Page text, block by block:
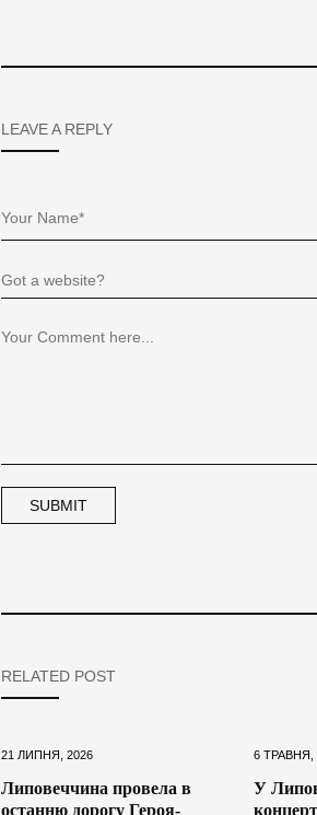
LEAVE A REPLY
RELATED POST
21 ЛИПНЯ, 2026
Липовеччина провела в
останню дорогу Героя-
6 ТРАВНЯ,
У